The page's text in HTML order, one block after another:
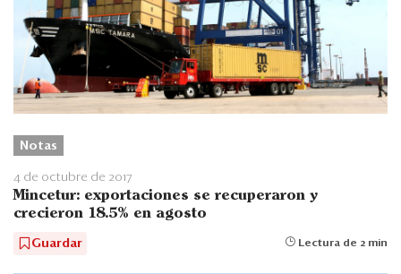
Notas
4 de octubre de 2017
Mincetur: exportaciones se recuperaron y
crecieron 18.5% en agosto
Guardar Lectura de 2 min